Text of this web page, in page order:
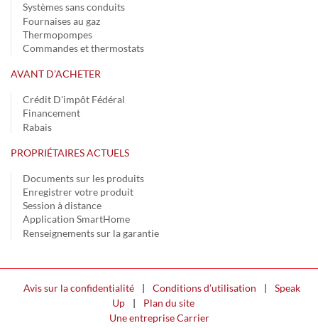
Systèmes sans conduits
Fournaises au gaz
Thermopompes
Commandes et thermostats
AVANT D’ACHETER
Crédit D'impôt Fédéral
Financement
Rabais
PROPRIÉTAIRES ACTUELS
Documents sur les produits
Enregistrer votre produit
Session à distance
Application SmartHome
Renseignements sur la garantie
Avis sur la confidentialité | Conditions d’utilisation |
Speak
Up
|
Plan du site
Une entreprise Carrier